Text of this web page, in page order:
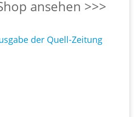
ansehen >>>
der Quell-Zeitung